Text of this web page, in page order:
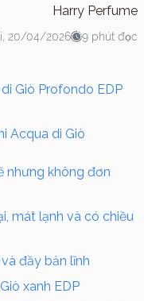
Harry Perfume
20/04/2026 9 phút đọc
Giò Profondo EDP
Acqua di Giò
nhưng không đơn
mát lạnh và có chiều
đầy bản lĩnh
xanh EDP